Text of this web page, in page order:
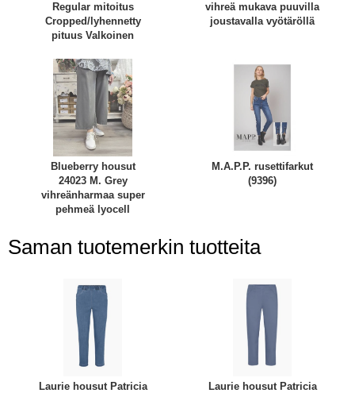
Regular mitoitus
Cropped/lyhennetty
pituus Valkoinen
vihreä mukava puuvilla
joustavalla vyötäröllä
Blueberry housut
24023 M. Grey
vihreänharmaa super
pehmeä lyocell
M.A.P.P. rusettifarkut
(9396)
Saman tuotemerkin tuotteita
Laurie housut Patricia
Laurie housut Patricia